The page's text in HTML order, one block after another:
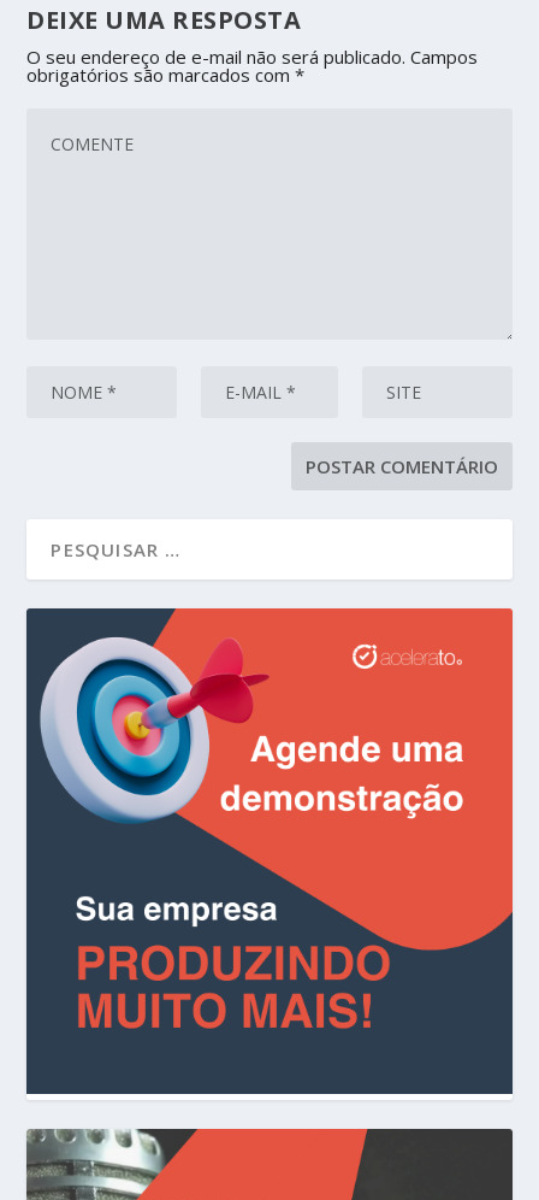
DEIXE UMA RESPOSTA
O seu endereço de e-mail não será publicado. Campos
obrigatórios são marcados com*